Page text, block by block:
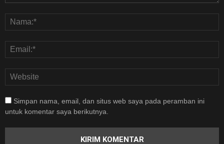
Simpan nama, email, dan situs web saya pada peramban ini
untuk komentar saya berikutnya.